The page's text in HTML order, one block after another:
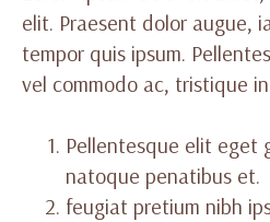
elit. Praesent dolor augue,
tempor quis ipsum.
vel commodo ac, tristique
Pellentesque elit eget
natoque penatibus et.
feugiat pretium nibh